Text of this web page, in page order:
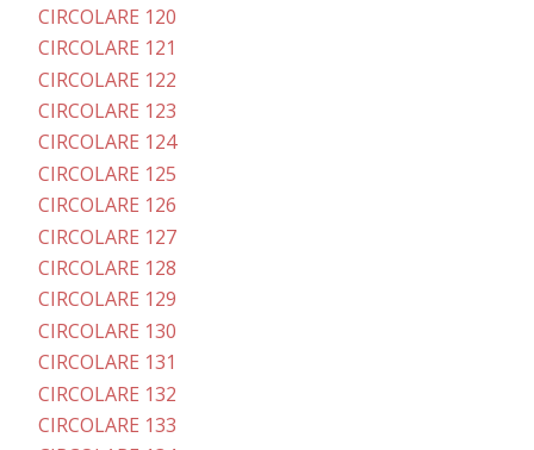
CIRCOLARE 120
CIRCOLARE 121
CIRCOLARE 122
CIRCOLARE 123
CIRCOLARE 124
CIRCOLARE 125
CIRCOLARE 126
CIRCOLARE 127
CIRCOLARE 128
CIRCOLARE 129
CIRCOLARE 130
CIRCOLARE 131
CIRCOLARE 132
CIRCOLARE 133